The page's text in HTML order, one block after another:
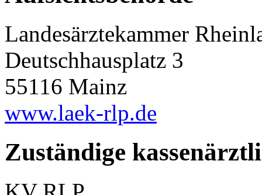
Landesärztekammer
Deutschhausplatz 3
55116 Mainz
www.laek-rlp.de
Zuständige